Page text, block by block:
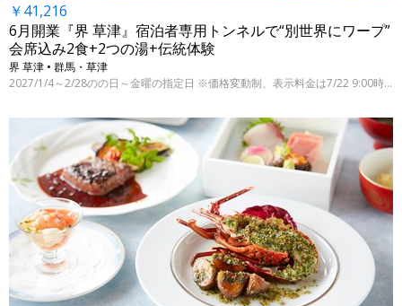
￥41,216
6月開業『界 草津』宿泊者専用トンネルで“別世界にワープ”
会席込み2食+2つの湯+伝統体験
界 草津 • 群馬・草津
2027/1/4～2/28のの日～金曜の指定日 ※価格変動制、表示料金は7/22 9:00時点